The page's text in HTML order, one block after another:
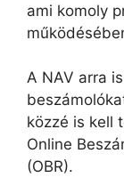
ami komoly
A NAV arra
közzé is kell
Online
(OBR).